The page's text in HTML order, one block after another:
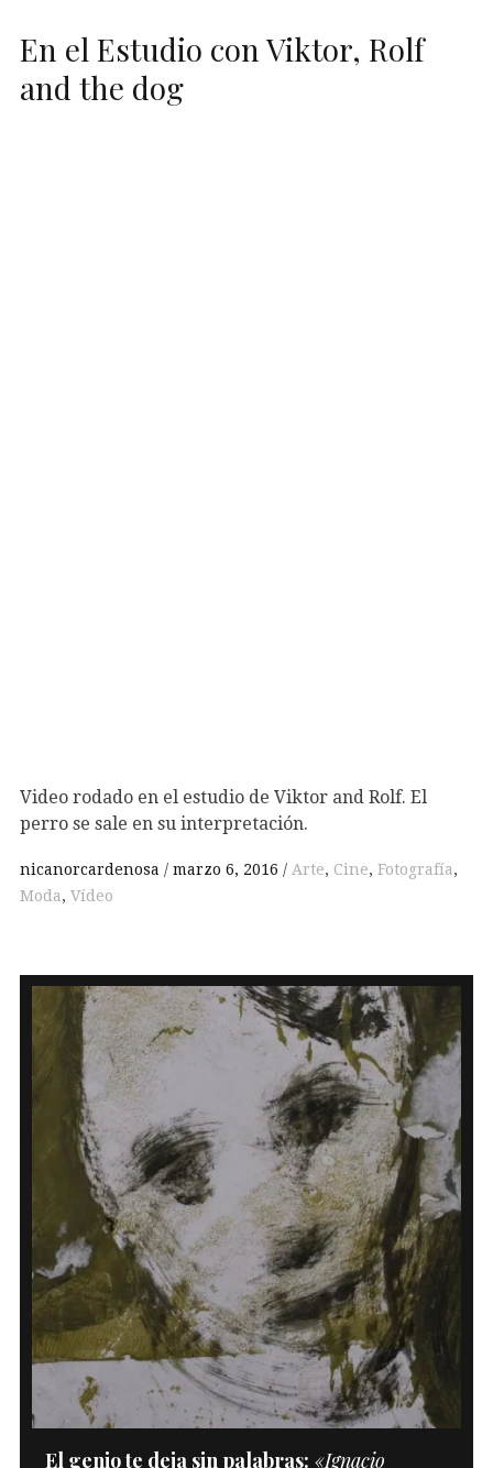
En el Estudio con Viktor, Rolf
and the dog
Video rodado en el estudio de Viktor and Rolf. El
perro se sale en su interpretación.
nicanorcardenosa marzo 6, 2016 Arte, Cine, Fotografía,
Moda, Vídeo
El genio te deja sin palabras: «Ignacio